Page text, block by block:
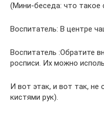
(Мини-беседа: что такое
Воспитатель: В центре
Воспитатель :Обратите
росписи. Их можно
И вот этак, и вот так, не
кистями рук).